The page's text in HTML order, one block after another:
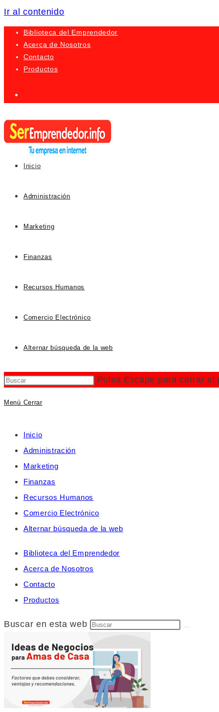
Ir al contenido
Biblioteca del Emprendedor
Acerca de Nosotros
Contacto
Productos
Inicio
Administración
Marketing
Finanzas
Recursos Humanos
Comercio Electrónico
Alternar búsqueda de la web
Pulsa Escape para cerrar el
Menú Cerrar
Inicio
Administración
Marketing
Finanzas
Recursos Humanos
Comercio Electrónico
Alternar búsqueda de la web
Biblioteca del Emprendedor
Acerca de Nosotros
Contacto
Productos
Buscar en esta web